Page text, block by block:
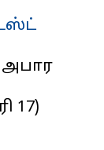
அபார
17)